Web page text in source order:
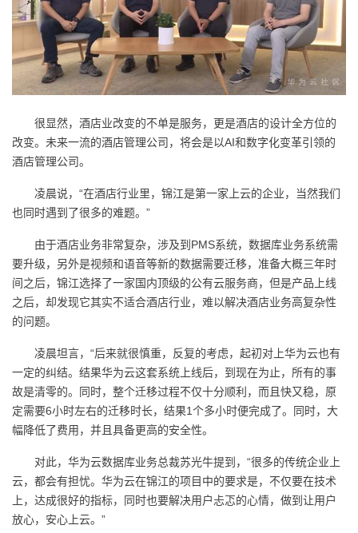
者
学
堂
我
的
课
程
我
的
认
证
我
的
实
验
我
的
收
藏
支
持
我
的
技
术
支
持
我
的
云
声
建
议
很显然，酒店业改变的不单是服务，更是酒店的设计全方位的
改变。未来一流的酒店管理公司，将会是以AI和数字化变革引领的
酒店管理公司。
凌晨说，“在酒店行业里，锦江是第一家上云的企业，当然我们
也同时遇到了很多的难题。”
由于酒店业务非常复杂，涉及到PMS系统，数据库业务系统需
要升级，另外是视频和语音等新的数据需要迁移，准备大概三年时
间之后，锦江选择了一家国内顶级的公有云服务商，但是产品上线
之后，却发现它其实不适合酒店行业，难以解决酒店业务高复杂性
的问题。
凌晨坦言，“后来就很慎重，反复的考虑，起初对上华为云也有
一定的纠结。结果华为云这套系统上线后，到现在为止，所有的事
故是清零的。同时，整个迁移过程不仅十分顺利，而且快又稳，原
定需要6小时左右的迁移时长，结果1个多小时便完成了。同时，大
幅降低了费用，并且具备更高的安全性。
对此，华为云数据库业务总裁苏光牛提到，“很多的传统企业上
云，都会有担忧。华为云在锦江的项目中的要求是，不仅要在技术
上，达成很好的指标，同时也要解决用户忐忑的心情，做到让用户
放心，安心上云。”